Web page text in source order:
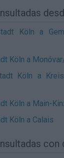
Köln a
Köln a
Köln a
Köln a Main-
Köln a Calais
con